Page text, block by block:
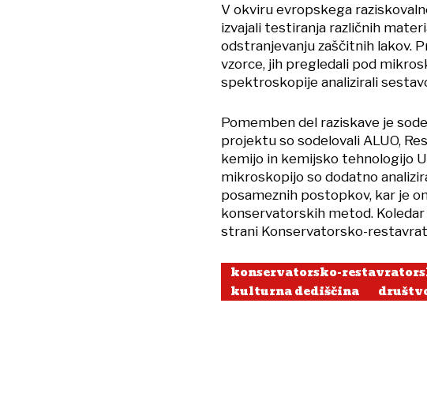
V okviru evropskega
izvajali testiranja različnih
odstranjevanju zaščitnih lakov.
vzorce, jih pregledali pod
spektroskopije analizirali
Pomemben del raziskave je
projektu so sodelovali ALUO,
kemijo in kemijsko tehnologijo
mikroskopijo so dodatno
posameznih postopkov, kar je
konservatorskih metod.
strani Konservatorsko-
konservatorsko-
kulturna dediščina